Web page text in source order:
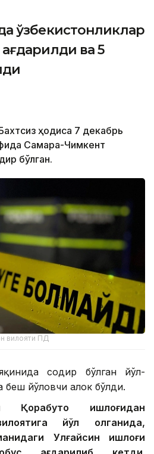
ўзбекистонликлар
ва 5
ҳодиса 7 декабрь
Самара-Чимкент
бўлган.
вилояти ПД
содир бўлган йўл-
беш йўловчи ҳалок бўлди.
қишлоғидан
йўл олганида,
Улғайсин қишлоғи